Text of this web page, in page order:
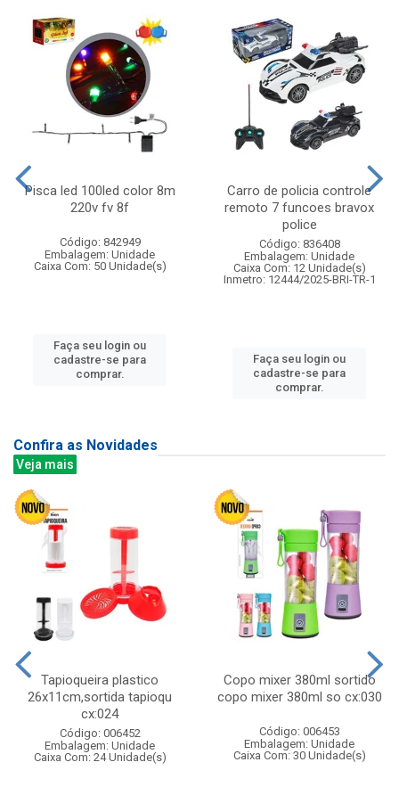
Pisca led 100led color 8m
220v fv 8f
Código: 842949
Embalagem: Unidade
Caixa Com: 50 Unidade(s)
Faça seu login ou
cadastre-se para
comprar.
Carro de policia controle
remoto 7 funcoes bravox
police
Código: 836408
Embalagem: Unidade
Caixa Com: 12 Unidade(s)
Inmetro: 12444/2025-BRI-TR-1
Faça seu login ou
cadastre-se para
comprar.
Confira as Novidades
Veja mais
Tapioqueira plastico
26x11cm,sortida tapioqu
cx:024
Código: 006452
Embalagem: Unidade
Caixa Com: 24 Unidade(s)
Copo mixer 380ml sortido
copo mixer 380ml so cx:030
Código: 006453
Embalagem: Unidade
Caixa Com: 30 Unidade(s)